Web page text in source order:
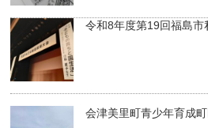
令和8年度第19回福島
会津美里町青少年育成